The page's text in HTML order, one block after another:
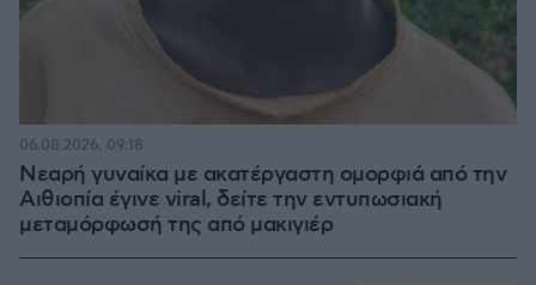
Νεαρή γυναίκα με ακατέργαστη ομορφιά από την
Αιθιοπία έγινε viral, δείτε την εντυπωσιακή
μεταμόρφωσή της από μακιγιέρ
06.08.2026, 09:18